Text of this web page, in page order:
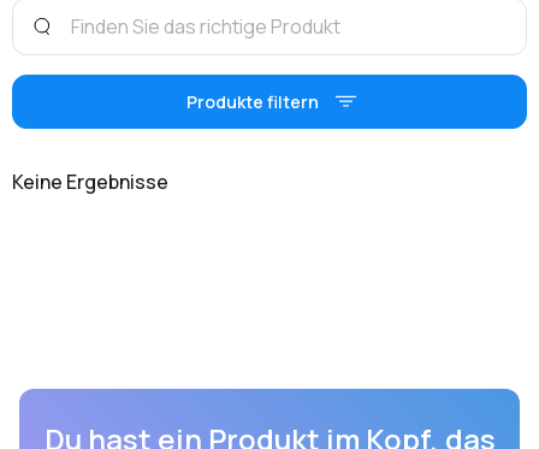
Produkte filtern
Keine Ergebnisse
Du hast ein Produkt im Kopf, das